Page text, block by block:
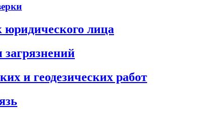
лица
и геодезических работ